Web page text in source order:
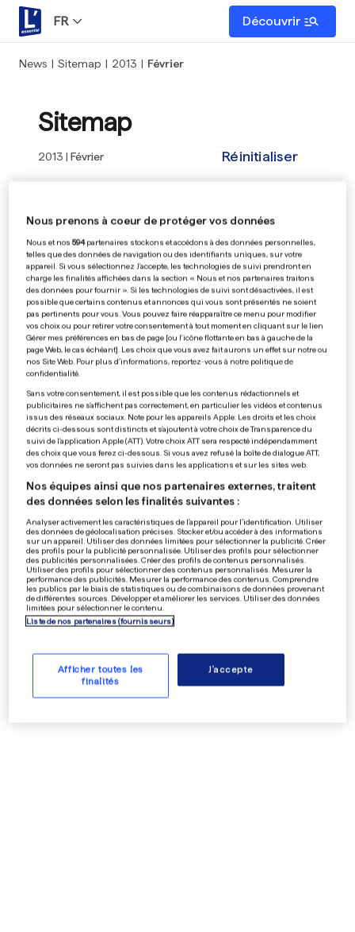
FR Découvrir
News | Sitemap | 2013 | Février
Sitemap
2013 Février Réinitialiser
10 11 12 13 14 15 16 17 18
19 20 21 22 23 24 25 26 27
28
Nous prenons à coeur de protéger vos données
Nous et nos594partenaires stockons et accédons à des données personnelles,
telles que des données de navigation ou des identifiants uniques, sur votre
appareil. Si vous sélectionnez J'accepte, les technologies de suivi prendront en
charge les finalités affichées dans la section « Nous et nos partenaires traitons
des données pour fournir ». Si les technologies de suivi sont désactivées, il est
possible que certains contenus et annonces qui vous sont présentés ne soient
pas pertinents pour vous. Vous pouvez faire réapparaître ce menu pour modifier
vos choix ou pour retirer votre consentement à tout moment en cliquant sur le lien
Gérer mes préférences en bas de page [ou l'icône flottante en bas à gauche de la
page Web, le cas échéant]. Les choix que vous avez fait aurons un effet sur notre ou
nos Site Web. Pour plus d’informations, reportez-vous à notre politique de
confidentialité.
Sans votre consentement, il est possible que les contenus rédactionnels et
publicitaires ne s'affichent pas correctement, en particulier les vidéos et contenus
issus des réseaux sociaux. Note pour les appareils Apple: Les droits et les choix
décrits ci-dessous sont distincts et s'ajoutent à votre choix de Transparence du
suivi de l'application Apple (ATT). Votre choix ATT sera respecté indépendamment
des choix que vous ferez ci-dessous. Si vous avez refusé la boîte de dialogue ATT,
vos données ne seront pas suivies dans les applications et sur les sites web.
Nos équipes ainsi que nos partenaires externes, traitent
des données selon les finalités suivantes :
Analyser activement les caractéristiques de l’appareil pour l’identification. Utiliser
des données de géolocalisation précises. Stocker et/ou accéder à des informations
sur un appareil. Utiliser des données limitées pour sélectionner la publicité. Créer
des profils pour la publicité personnalisée. Utiliser des profils pour sélectionner
des publicités personnalisées. Créer des profils de contenus personnalisés.
Utiliser des profils pour sélectionner des contenus personnalisés. Mesurer la
performance des publicités. Mesurer la performance des contenus. Comprendre
les publics par le biais de statistiques ou de combinaisons de données provenant
de différentes sources. Développer et améliorer les services. Utiliser des données
limitées pour sélectionner le contenu.
Liste de nos partenaires (fournisseurs)
Afficher toutes les
finalités
J'accepte